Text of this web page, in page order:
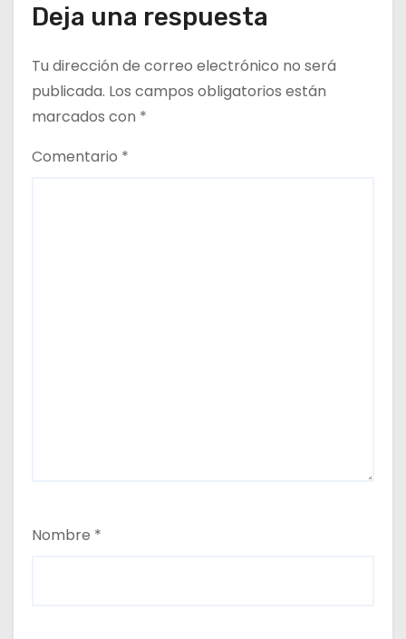
Deja una respuesta
Tu dirección de correo electrónico no será
publicada. Los campos obligatorios están
marcados con *
Comentario *
Nombre *